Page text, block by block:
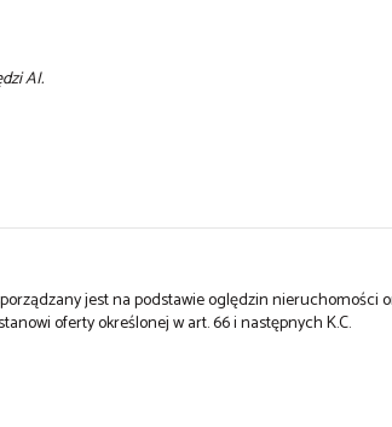
AI.
jest na podstawie oględzin nieruchomości
oferty określonej w art. 66 i następnych K.C.